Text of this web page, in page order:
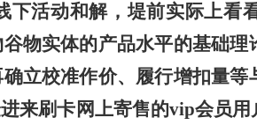
活动和解，堤前实际上看
物实体的产品水平的基础
立校准作价、履行增扣量
来刷卡网上寄售的vip会员